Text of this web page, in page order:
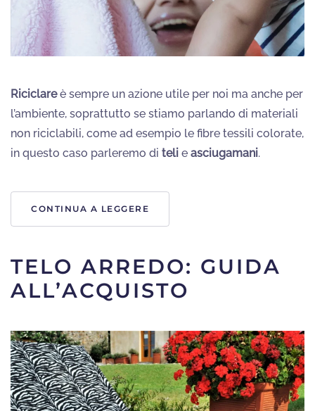
Riciclareè sempre un azione utile per noi ma anche per
l’ambiente, soprattutto se stiamo parlando di materiali
non riciclabili, come ad esempio le fibre tessili colorate,
in questo caso parleremo di teli e asciugamani.
CONTINUA A LEGGERE
TELO ARREDO: GUIDA
ALL’ACQUISTO